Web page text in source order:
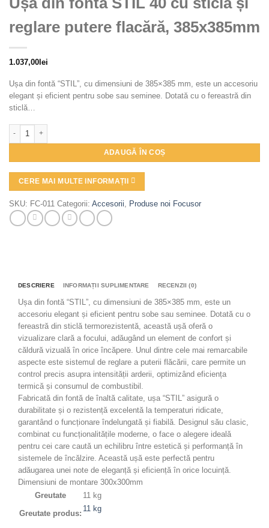
reglare putere flacără, 385x385mm
1.037,00lei
Ușa din fontă “STIL”, cu dimensiuni de 385×385 mm, este un accesoriu
elegant și eficient pentru sobe sau seminee. Dotată cu o fereastră din
sticlă…
Cantitate Ușă din fontă STIL 40 cu sticlă și reglare putere flacără,
ADAUGĂ ÎN COȘ
CERE MAI MULTE INFORMAȚII
SKU: FC-011 Categorii: Accesorii, Produse noi Focusor
DESCRIERE INFORMAȚII SUPLIMENTARE RECENZII (0)
Ușa din fontă “STIL”, cu dimensiuni de 385×385 mm, este un
accesoriu elegant și eficient pentru sobe sau seminee. Dotată cu o
fereastră din sticlă termorezistentă, această ușă oferă o
vizualizare clară a focului, adăugând un element de confort și
căldură vizuală în orice încăpere. Unul dintre cele mai remarcabile
aspecte este sistemul de reglare a puterii flăcării, care permite un
control precis asupra intensității arderii, optimizând eficiența
termică și consumul de combustibil.
Fabricată din fontă de înaltă calitate, ușa “STIL” asigură o
durabilitate și o rezistență excelentă la temperaturi ridicate,
garantând o funcționare îndelungată și fiabilă. Designul său clasic,
combinat cu funcționalitățile moderne, o face o alegere ideală
pentru cei care caută un echilibru între estetică și performanță în
sistemele de încălzire. Această ușă este perfectă pentru
adăugarea unei note de eleganță și eficiență în orice locuință.
Dimensiuni de montare 300x300mm
Greutate
11 kg
Greutate produs:
11 kg